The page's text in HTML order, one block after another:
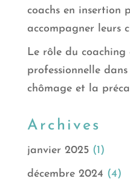
coachs en insertion
accompagner leurs
Le rôle du coaching
professionnelle
chômage et la
Archives
janvier 2025(1)
décembre 2024 (4)